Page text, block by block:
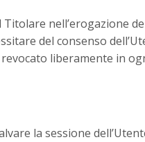
nell’erogazione
del consenso
revocato liberamente in
la sessione